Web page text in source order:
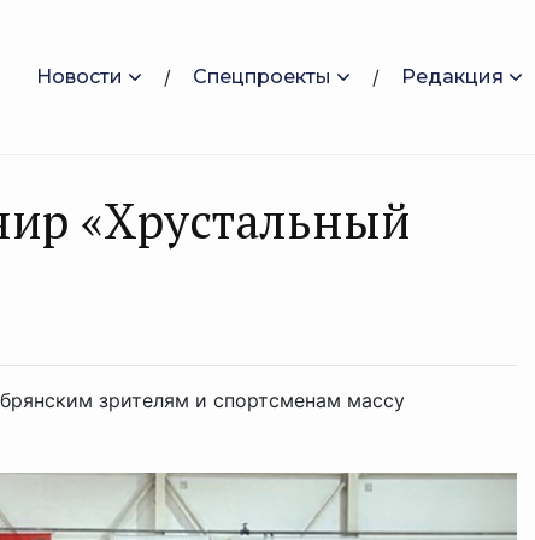
Новости Спецпроекты Редакция
«Хрустальный
зрителям и спортсменам массу